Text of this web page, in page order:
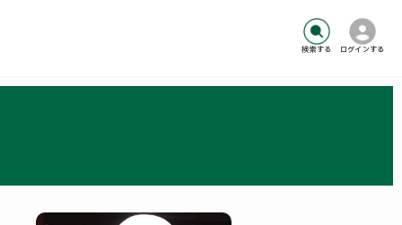
検索する ログインする